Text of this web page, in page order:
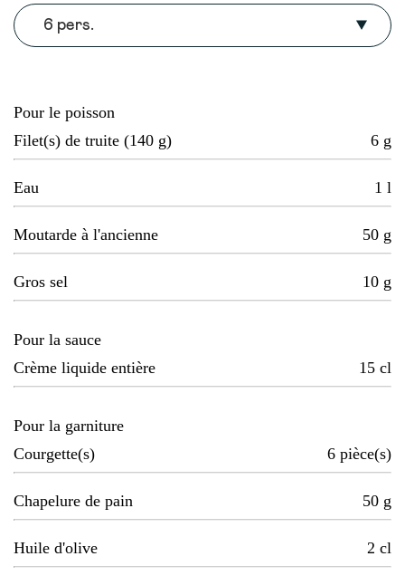
6 pers.
Pour le poisson
Filet(s) de truite (140 g)
6 g
Eau 1 l
Moutarde à l'ancienne 50 g
Gros sel 10 g
Pour la sauce
Crème liquide entière
15 cl
Pour la garniture
Courgette(s)
6 pièce(s)
Chapelure de pain 50 g
Huile d'olive 2 cl